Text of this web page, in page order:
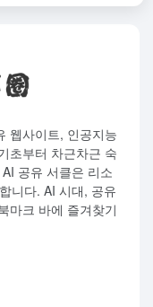
웹사이트, 인공지능
초부터 차근차근 숙
공유 서클은 리소
니다. AI 시대, 공유
마크 바에 즐겨찾기